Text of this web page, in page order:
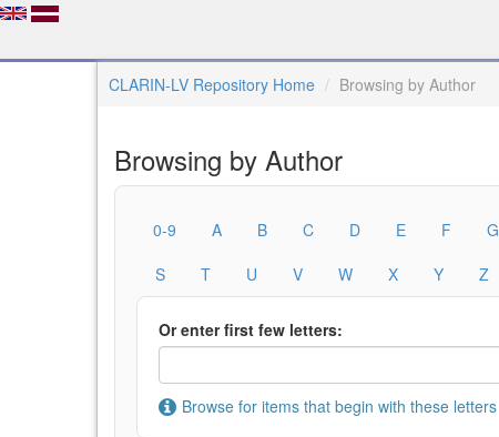
CLARIN-LV Repository Home Browsing by Author
Browsing by Author
0-9 A B C D E F G
S
T U V W X Y Z
Or enter first few letters:
Browse for items that begin with these letters